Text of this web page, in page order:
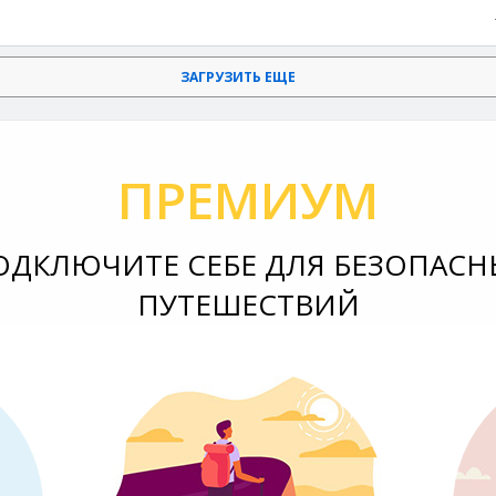
ЗАГРУЗИТЬ ЕЩЕ
ПРЕМИУМ
СЕБЕ ДЛЯ
ПУТЕШЕСТВИЙ